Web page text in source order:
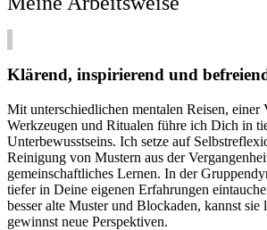
Klärend, inspirierend und
Mit unterschiedlichen mentalen Reisen,
Werkzeugen und Ritualen führe ich Dich in
Unterbewusstseins. Ich setze auf
Reinigung von Mustern aus der
gemeinschaftliches Lernen. In der
tiefer in Deine eigenen Erfahrungen
besser alte Muster und Blockaden, kannst sie
gewinnst neue Perspektiven.